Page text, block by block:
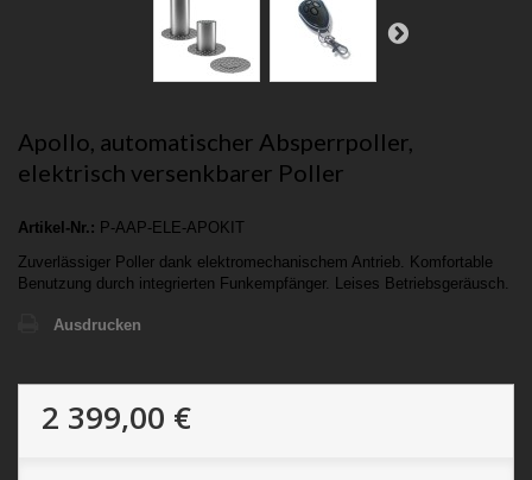
Apollo, automatischer Absperrpoller,
elektrisch versenkbarer Poller
Artikel-Nr.: P-AAP-ELE-APOKIT
Zuverlässiger Poller dank elektromechanischem Antrieb. Komfortable
Benutzung durch integrierten Funkempfänger. Leises Betriebsgeräusch.
Ausdrucken
2 399,00 €